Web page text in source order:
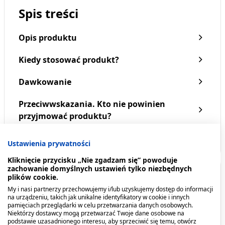
Seni Active Normal,
majtki chłonne, rozmiar L,
79,79 zł
Seni Active Super, majtki
chłonne, rozmiar S, 10 szt.
Spis treści
Opis produktu
Kiedy stosować produkt?
Dawkowanie
Przeciwwskazania. Kto nie powinien
przyjmować produktu?
Pokaż więcej
Opis produktu
Podkłady higieniczne z wkładem chłonnym Seni
Soft Super to idealne dodatkowe zabezpieczenie
Ustawienia prywatności
Kliknięcie przycisku „Nie zgadzam się” powoduje
zachowanie domyślnych ustawień tylko niezbędnych
plików cookie.
My i nasi partnerzy przechowujemy i/lub uzyskujemy dostęp do informacji
na urządzeniu, takich jak unikalne identyfikatory w cookie i innych
pamięciach przeglądarki w celu przetwarzania danych osobowych.
Niektórzy dostawcy mogą przetwarzać Twoje dane osobowe na
podstawie uzasadnionego interesu, aby sprzeciwić się temu, otwórz